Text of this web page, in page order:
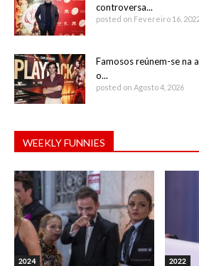
controversa...
posted on Fevereiro 16,
Famosos reúnem-se na
o...
posted on Agosto 4, 2026
WEEKLY FUNNIES
2024 2022